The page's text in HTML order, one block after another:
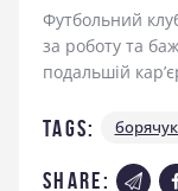
Футбольний
за роботу та
подальшій
Tags:
share: